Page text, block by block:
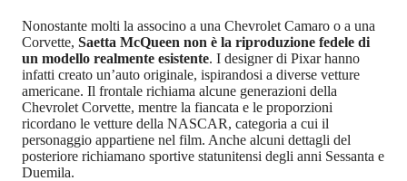
Nonostante molti la associno a una Chevrolet Camaro o a una
Corvette, Saetta McQueen non è la riproduzione fedele di
un modello realmente esistente. I designer di Pixar hanno
infatti creato un’auto originale, ispirandosi a diverse vetture
americane. Il frontale richiama alcune generazioni della
Chevrolet Corvette, mentre la fiancata e le proporzioni
ricordano le vetture della NASCAR, categoria a cui il
personaggio appartiene nel film. Anche alcuni dettagli del
posteriore richiamano sportive statunitensi degli anni Sessanta e
Duemila.